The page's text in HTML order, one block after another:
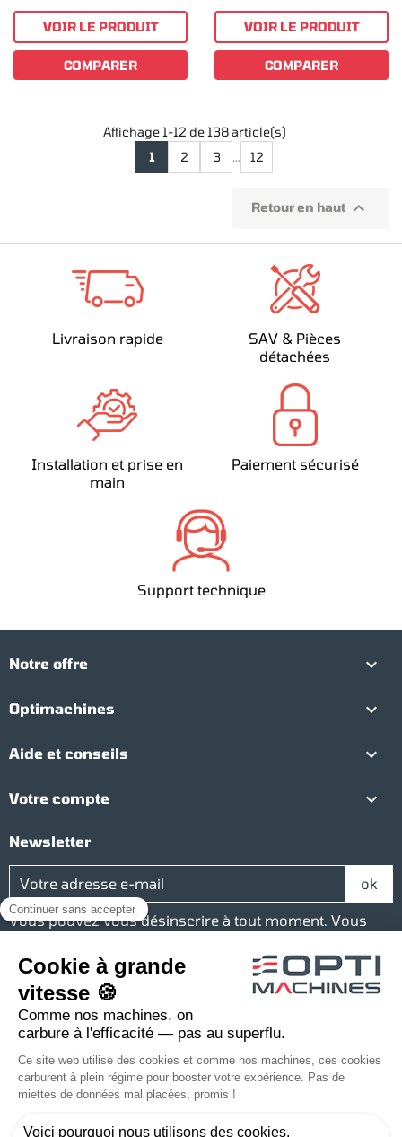
VOIR LE PRODUIT
COMPARER
VOIR LE PRODUIT
COMPARER
Affichage 1-12 de 138 article(s)
1
2 3 … 12
Retour en haut 
Livraison rapide
SAV & Pièces
détachées
Installation et prise en
main
Paiement sécurisé
Support technique
Notre offre 
Optimachines 
Aide et conseils 
Votre compte 
Newsletter
Vous pouvez vous désinscrire à tout moment. Vous
les conditions d'utilisation du site.
Réseaux sociaux
FacebookYouTubeInstagram
LinkedIn